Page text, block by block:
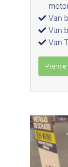
Van
Van
Van
Premie